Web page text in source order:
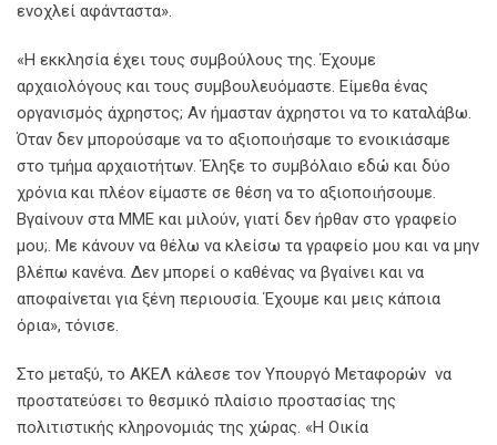
ενοχλεί αφάνταστα».
«Η εκκλησία έχει τους συμβούλους της. Έχουμε
αρχαιολόγους και τους συμβουλευόμαστε. Είμεθα ένας
οργανισμός άχρηστος; Αν ήμασταν άχρηστοι να το καταλάβω.
Όταν δεν μπορούσαμε να το αξιοποιήσαμε το ενοικιάσαμε
στο τμήμα αρχαιοτήτων. Έληξε το συμβόλαιο εδώ και δύο
χρόνια και πλέον είμαστε σε θέση να το αξιοποιήσουμε.
Βγαίνουν στα ΜΜΕ και μιλούν, γιατί δεν ήρθαν στο γραφείο
μου;. Με κάνουν να θέλω να κλείσω τα γραφείο μου και να μην
βλέπω κανένα. Δεν μπορεί ο καθένας να βγαίνει και να
αποφαίνεται για ξένη περιουσία. Έχουμε και μεις κάποια
όρια», τόνισε.
Στο μεταξύ, το ΑΚΕΛ κάλεσε τον Υπουργό Μεταφορών να
προστατεύσει το θεσμικό πλαίσιο προστασίας της
πολιτιστικής κληρονομιάς της χώρας. «Η Οικία